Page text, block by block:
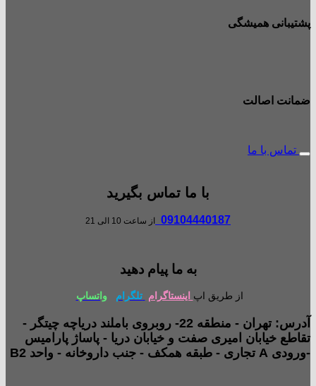
پشتیبانی همیشگی
ضمانت اصالت
تماس با ما
با ما تماس بگیرید
09104440187 از ساعت 10 الی 21
به ما پیام دهید
از طریق اپ اینستاگرام تلگرام واتساپ
آدرس: تهران - منطقه 22- روبروی باملند دریاچه چیتگر -
تقاطع خیابان امیری صفت و خیابان دریا - پاساژ پارامیس
-ورودی A تجاری - طبقه همکف - جنب داروخانه - واحد B2